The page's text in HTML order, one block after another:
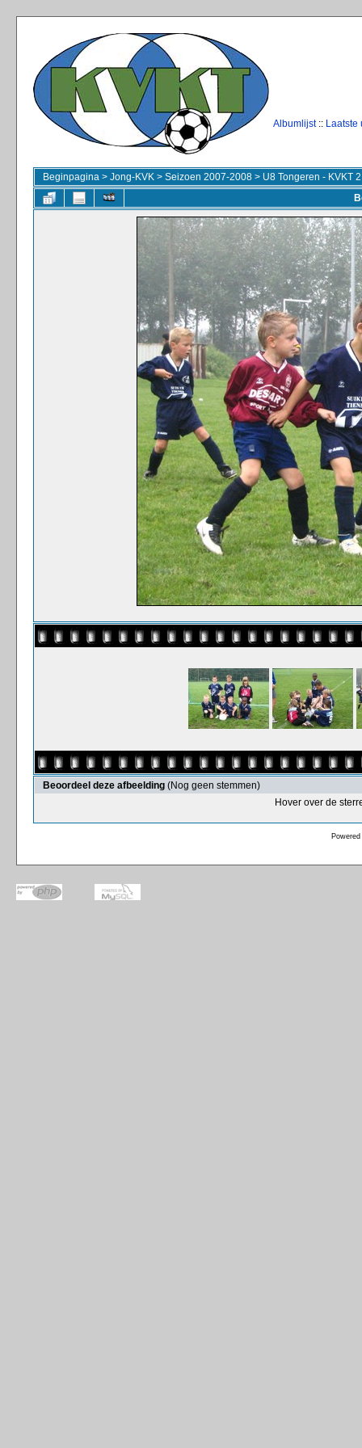
Albumlijst:: Laatste
Beginpagina > Jong-KVK > Seizoen 2007-2008 > U8 Tongeren - KVKT
Beoordeel deze afbeelding (Nog geen stemmen)
Hover over de